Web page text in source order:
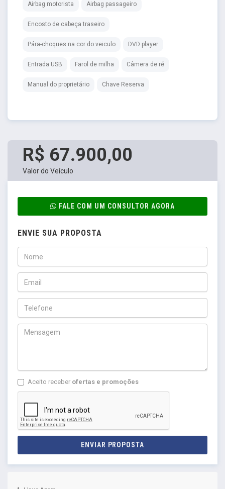
Airbag motorista Airbag passageiro
Encosto de cabeça traseiro
Pára-choques na cor do veiculo DVD player
Entrada USB Farol de milha Câmera de ré
Manual do proprietário Chave Reserva
R$ 67.900,00
Valor do Veículo
FALE COM UM CONSULTOR AGORA
ENVIE SUA PROPOSTA
Aceito receber ofertas e promoções
ENVIAR PROPOSTA